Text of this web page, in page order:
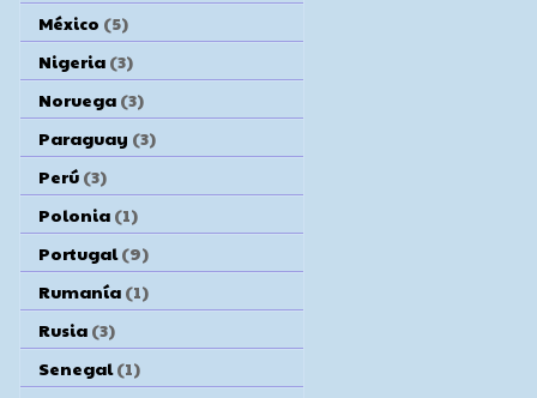
México (5)
Nigeria (3)
Noruega (3)
Paraguay (3)
Perú (3)
Polonia (1)
Portugal (9)
Rumanía (1)
Rusia (3)
Senegal (1)